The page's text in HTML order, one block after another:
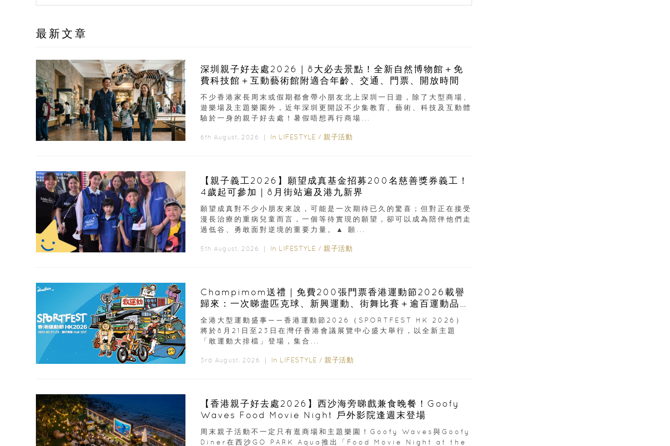
最新文章
深圳親子好去處2026｜8大必去景點！全新自然博物館＋免
費科技館＋互動藝術館附適合年齡、交通、門票、開放時間
不少香港家長周末或假期都會帶小朋友北上深圳一日遊，除了大型商場、
遊樂場及主題樂園外，近年深圳更開設不少集教育、藝術、科技及互動體
驗於一身的親子好去處！暑假唔想再行商場...
6th August, 2026 ｜ In LIFESTYLE / 親子活動
【親子義工2026】願望成真基金招募200名慈善獎券義工！
4歲起可參加｜8月街站遍及港九新界
願望成真對不少小朋友來說，可能是一次期待已久的驚喜；但對正在接受
漫長治療的重病兒童而言，一個等待實現的願望，卻可以成為陪伴他們走
過低谷、勇敢面對逆境的重要力量。▲ 願...
5th August, 2026 ｜ In LIFESTYLE / 親子活動
Champimom送禮｜免費200張門票香港運動節2026載譽
歸來：一次睇盡匹克球、新興運動、街舞比賽＋逾百運動品牌
展覽
全港大型運動盛事——香港運動節2026（SPORTFEST HK 2026）
將於8月21日至23日在灣仔香港會議展覽中心盛大舉行，以全新主題
「敢運動大排檔」登場，集合...
3rd August, 2026 ｜ In LIFESTYLE / 親子活動
【香港親子好去處2026】西沙海旁睇戲兼食晚餐！Goofy
Waves Food Movie Night 戶外影院逢週末登場
周末親子活動不一定只有逛商場和主題樂園！Goofy Waves與Goofy
Diner在西沙GO PARK Aqua推出「Food Movie Night at the